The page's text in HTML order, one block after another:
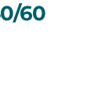
60